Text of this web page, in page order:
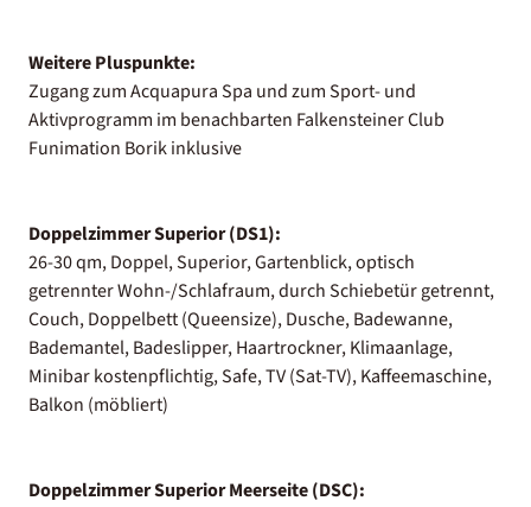
Weitere Pluspunkte:
Zugang zum Acquapura Spa und zum Sport- und
Aktivprogramm im benachbarten Falkensteiner Club
Funimation Borik inklusive
Doppelzimmer Superior (DS1):
26-30 qm, Doppel, Superior, Gartenblick, optisch
getrennter Wohn-/Schlafraum, durch Schiebetür getrennt,
Couch, Doppelbett (Queensize), Dusche, Badewanne,
Bademantel, Badeslipper, Haartrockner, Klimaanlage,
Minibar kostenpflichtig, Safe, TV (Sat-TV), Kaffeemaschine,
Balkon (möbliert)
Doppelzimmer Superior Meerseite (DSC):